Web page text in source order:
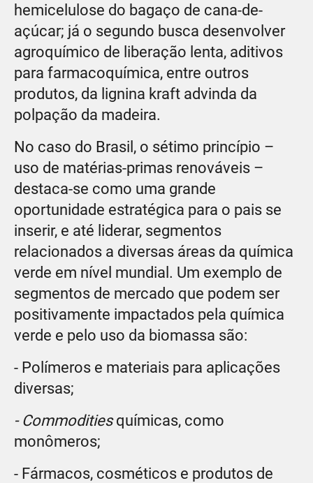
hemicelulose do bagaço de cana-de-
açúcar; já o segundo busca desenvolver
agroquímico de liberação lenta, aditivos
para farmacoquímica, entre outros
produtos, da lignina kraft advinda da
polpação da madeira.
No caso do Brasil, o sétimo princípio –
uso de matérias-primas renováveis –
destaca-se como uma grande
oportunidade estratégica para o pais se
inserir, e até liderar, segmentos
relacionados a diversas áreas da química
verde em nível mundial. Um exemplo de
segmentos de mercado que podem ser
positivamente impactados pela química
verde e pelo uso da biomassa são:
- Polímeros e materiais para aplicações
diversas;
- Commoditiesquímicas, como
monômeros;
- Fármacos, cosméticos e produtos de